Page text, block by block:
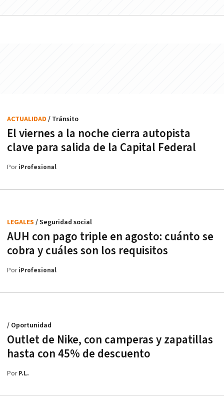
El viernes a la noche cierra autopista
clave para salida de la Capital Federal
ACTUALIDAD / Tránsito
PoriProfesional
AUH con pago triple en agosto: cuánto se
cobra y cuáles son los requisitos
LEGALES / Seguridad social
PoriProfesional
Outlet de Nike, con camperas y zapatillas
hasta con 45% de descuento
/ Oportunidad
PorP.L.